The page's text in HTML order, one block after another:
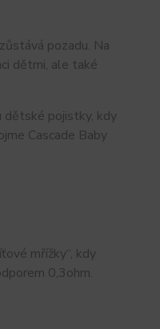
pozadu. Na
dětmi, ale také
dětské pojistky, kdy
Cascade Baby
mřížky“, kdy
0,3ohm.